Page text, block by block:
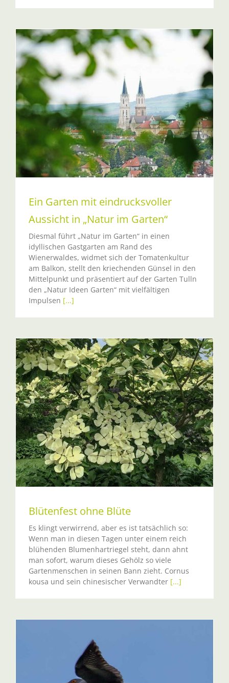
Ein Garten mit eindrucksvoller
Aussicht in „Natur im Garten“
Diesmal führt „Natur im Garten“ in einen
idyllischen Gastgarten am Rand des
Wienerwaldes, widmet sich der Tomatenkultur
am Balkon, stellt den kriechenden Günsel in den
Mittelpunkt und präsentiert auf der Garten Tulln
den „Natur Ideen Garten“ mit vielfältigen
Impulsen [...]
Blütenfest ohne Blüte
Es klingt verwirrend, aber es ist tatsächlich so:
Wenn man in diesen Tagen unter einem reich
blühenden Blumenhartriegel steht, dann ahnt
man sofort, warum dieses Gehölz so viele
Gartenmenschen in seinen Bann zieht. Cornus
kousa und sein chinesischer Verwandter [...]